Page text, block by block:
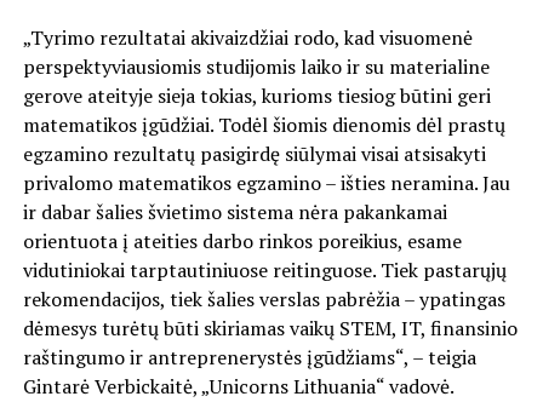
„Tyrimo rezultatai akivaizdžiai rodo, kad visuomenė
perspektyviausiomis studijomis laiko ir su materialine
gerove ateityje sieja tokias, kurioms tiesiog būtini geri
matematikos įgūdžiai. Todėl šiomis dienomis dėl prastų
egzamino rezultatų pasigirdę siūlymai visai atsisakyti
privalomo matematikos egzamino – išties neramina. Jau
ir dabar šalies švietimo sistema nėra pakankamai
orientuota į ateities darbo rinkos poreikius, esame
vidutiniokai tarptautiniuose reitinguose. Tiek pastarųjų
rekomendacijos, tiek šalies verslas pabrėžia – ypatingas
dėmesys turėtų būti skiriamas vaikų STEM, IT, finansinio
raštingumo ir antreprenerystės įgūdžiams“, – teigia
Gintarė Verbickaitė, „Unicorns Lithuania“ vadovė.